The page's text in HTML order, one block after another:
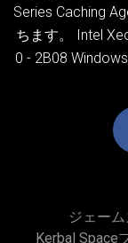
Series Caching
ちます。 Intel
0 - 2B08
ジェー
Kerbal Space